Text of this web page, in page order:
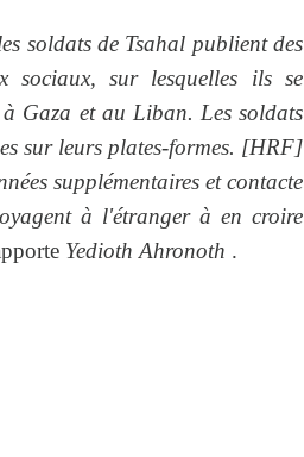
soldats de Tsahal publient des
sociaux, sur lesquelles ils se
Gaza et au Liban. Les soldats
sur leurs plates-formes. [HRF]
supplémentaires et contacte
à l'étranger à en croire
Yedioth Ahronoth .